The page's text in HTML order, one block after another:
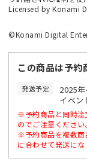
Licensed by Konami
©Konami Digital
この商品は予約
発送予定
2025年
イベン
※予約商品と同時注
のでご注意ください。
※予約商品を複数商
に合わせて発送にな